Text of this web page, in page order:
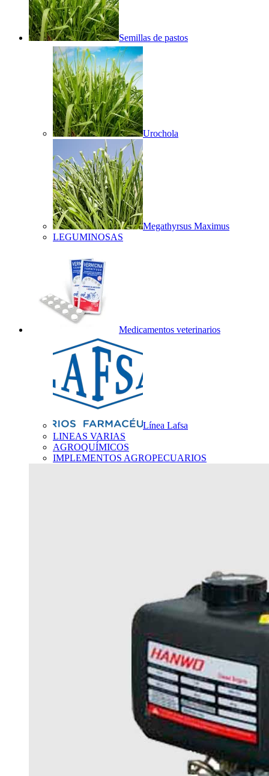
Semillas de pastos
Urochola
Megathyrsus Maximus
LEGUMINOSAS
Medicamentos veterinarios
Línea Lafsa
LINEAS VARIAS
AGROQUÍMICOS
IMPLEMENTOS AGROPECUARIOS